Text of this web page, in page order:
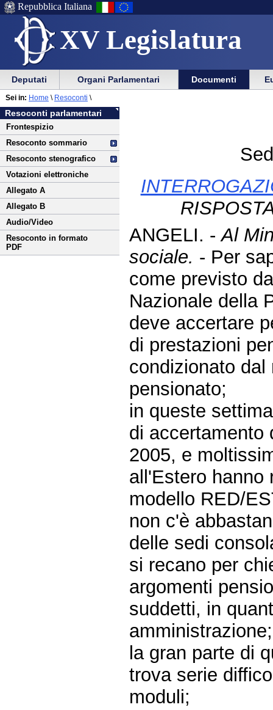
XV Legislatura
Menu
di
ausilio
alla
navigazione
Vai
Menu
di
navigazione
principale
Repubblica Italiana
Menu
di
navigazione
principale
Vai
menu
di
sezione
Deputati Organi Parlamentari Documenti
Vai
al
contenuto
Resoconti parlamentari
Frontespizio
Resoconto sommario
Resoconto stenografico
Votazioni elettroniche
Allegato A
Allegato B
Audio/Video
Resoconto in formato
PDF
Sei in: Home \ Resoconti \
ANGELI. -Al
sociale. - Per
come previsto
Nazionale della
deve accertare
di prestazioni
condizionato
pensionato;
in queste
di accertamento
2005, e
all'Estero hanno
modello RED/
non c'è
delle sedi
si recano per
argomenti
suddetti, in
amministrazione;
la gran parte di
trova serie
moduli;